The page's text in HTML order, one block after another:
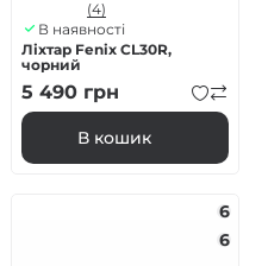
(4)
В наявності
Ліхтар Fenix CL30R,
чорний
5 490 грн
В кошик
6
6